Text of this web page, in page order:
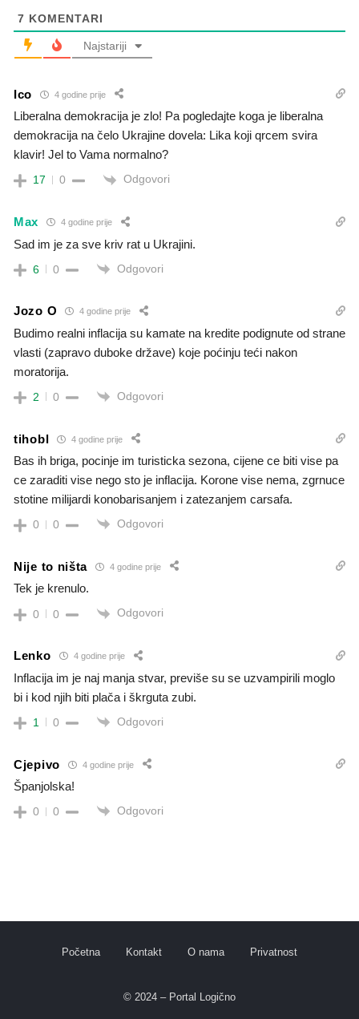
7 KOMENTARI
Najstariji
Ico 4 godine prije
Liberalna demokracija je zlo! Pa pogledajte koga je liberalna
demokracija na čelo Ukrajine dovela: Lika koji qrcem svira
klavir! Jel to Vama normalno?
17 0 Odgovori
Max 4 godine prije
Sad im je za sve kriv rat u Ukrajini.
6 0 Odgovori
Jozo O 4 godine prije
Budimo realni inflacija su kamate na kredite podignute od strane
vlasti (zapravo duboke države) koje poćinju teći nakon
moratorija.
2 0 Odgovori
tihobl 4 godine prije
Bas ih briga, pocinje im turisticka sezona, cijene ce biti vise pa
ce zaraditi vise nego sto je inflacija. Korone vise nema, zgrnuce
stotine milijardi konobarisanjem i zatezanjem carsafa.
0 0 Odgovori
Nije to ništa 4 godine prije
Tek je krenulo.
0 0 Odgovori
Lenko 4 godine prije
Inflacija im je naj manja stvar, previše su se uzvampirili moglo
bi i kod njih biti plača i škrguta zubi.
1 0 Odgovori
Cjepivo 4 godine prije
Španjolska!
0 0 Odgovori
Početna Kontakt O nama Privatnost
© 2024 – Portal Logično